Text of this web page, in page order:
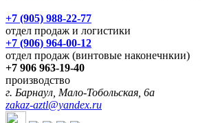
+7 (905) 988-22-77
отдел продаж и логистики
+7 (906) 964-00-12
отдел продаж (винтовые наконечнкии)
+7 906 963-19-40
производство
г. Барнаул, Мало-Тобольская, 6а
zakaz-aztl@yandex.ru